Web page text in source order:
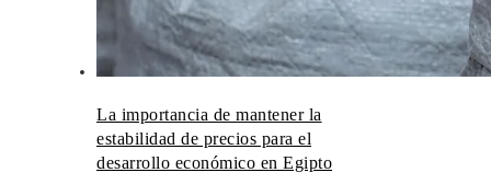
La importancia de mantener la
estabilidad de precios para el
desarrollo económico en Egipto